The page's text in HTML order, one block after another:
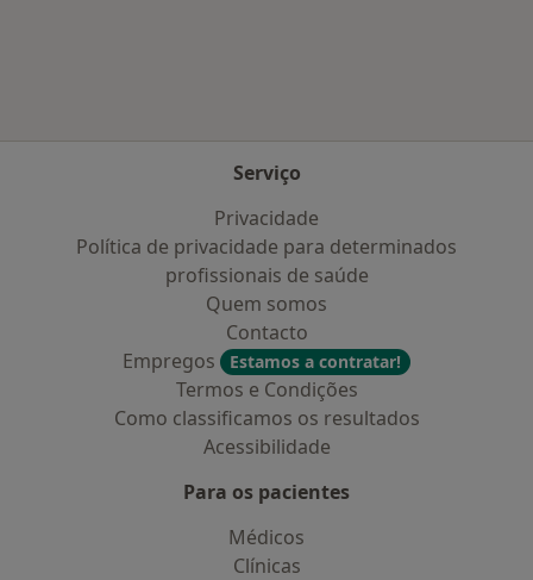
Serviço
Privacidade
Política de privacidade para determinados
profissionais de saúde
Quem somos
Contacto
Empregos
Estamos a contratar!
Termos e Condições
Como classificamos os resultados
Acessibilidade
Para os pacientes
Médicos
Clínicas